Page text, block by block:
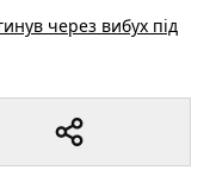
через вибух під